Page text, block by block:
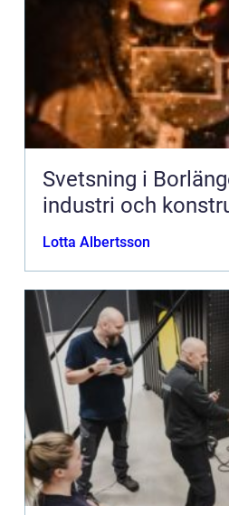
Svetsning i
industri och
Lotta Albertsson